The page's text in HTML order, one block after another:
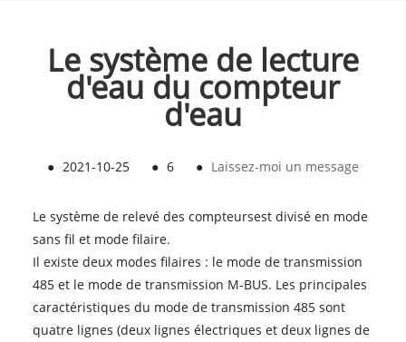
Le système de lecture
d'eau du compteur
d'eau
● 2021-10-25 ● 6 ● Laissez-moi un message
Le système de relevé des compteursest divisé en mode
sans fil et mode filaire.
Il existe deux modes filaires : le mode de transmission
485 et le mode de transmission M-BUS. Les principales
caractéristiques du mode de transmission 485 sont
quatre lignes (deux lignes électriques et deux lignes de